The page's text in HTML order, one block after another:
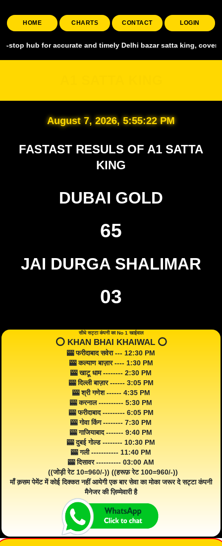
HOME CHARTS CONTACT LOGIN
for accurate and timely Delhi bazar satta king, covering all
August 7, 2026, 5:55:23 PM
FASTAST RESULS OF A1 SATTA
KING
DUBAI GOLD
65
JAI DURGA SHALIMAR
03
सीधे सट्टा कंपनी का No 1 खाईवाल
⭕️ KHAN BHAI KHAIWAL ⭕️
🎰 फरीदाबाद सवेरा --- 12:30 PM
🎰 कल्याण बाज़ार ---- 1:30 PM
🎰 खाटू धाम -------- 2:30 PM
🎰 दिल्ली बाज़ार ------ 3:05 PM
🎰 श्री गणेश ------ 4:35 PM
🎰 करनाल ---------- 5:30 PM
🎰 फरीदाबाद --------- 6:05 PM
🎰 गोवा किंग -------- 7:30 PM
🎰 गाजियाबाद ------- 9:40 PM
🎰 दुबई गोल्ड -------- 10:30 PM
🎰 गली ----------- 11:40 PM
🎰 दिसावर ---------- 03:00 AM
((जोड़ी रेट 10=960/-)) ((हरूफ़ रेट 100=960/-))
माँ क़सम पेमेंट में कोई दिक्कत नहीं आयेगी एक बार सेवा का मोका जरूर दे सट्टा कंपनी
मैनेजर की ज़िम्मेवारी है